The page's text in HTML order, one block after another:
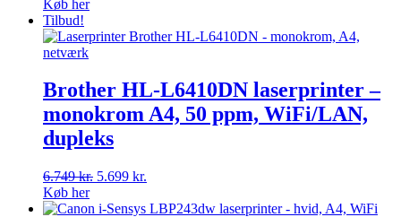
Køb her
Tilbud!
Brother HL-L6410DN laserprinter –
monokrom A4, 50 ppm, WiFi/LAN,
dupleks
6.749kr. Den
pris
5.699 kr.
pris
Køb her